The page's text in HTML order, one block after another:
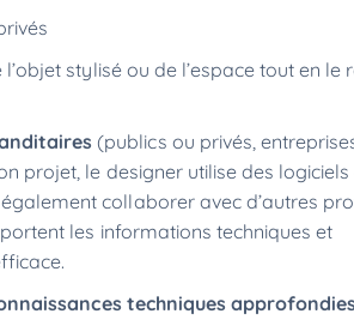
stylisé ou de l’espace tout en le
(publics ou privés,
projet, le designer utilise des
collaborer avec d’autres
les informations techniques et
techniques approfondies